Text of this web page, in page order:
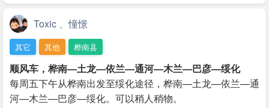
Toxic 、憧憬
其它 其他 桦南县
顺风车，桦南—土龙—依兰—通河—木兰—巴彦—绥化
每周五下午从桦南出发至绥化途径，桦南—土龙—依兰—通
河—木兰—巴彦—绥化。可以稍人稍物。